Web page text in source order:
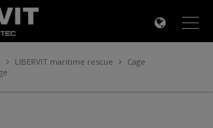
LIBERVIT maritime rescue
Cage